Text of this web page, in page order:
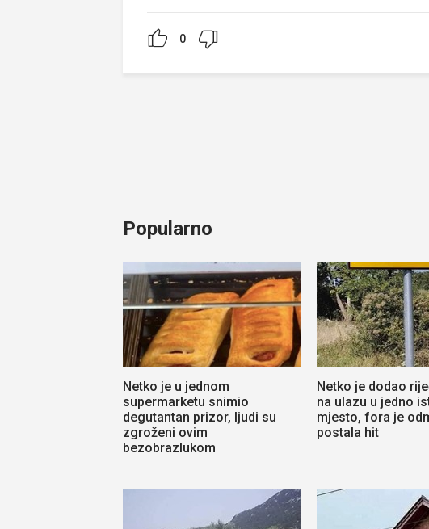
0
Popularno
Netko je u jednom
supermarketu snimio
degutantan prizor, ljudi su
zgroženi ovim
bezobrazlukom
Netko je dodao
na ulazu u jedno
mjesto, fora je
postala hit